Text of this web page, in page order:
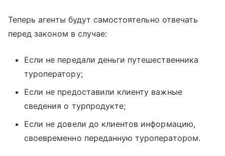
Теперь агенты будут самостоятельно отвечать
перед законом в случае:
Если не передали деньги путешественника
туроператору;
Если не предоставили клиенту важные
сведения о турпродукте;
Если не довели до клиентов информацию,
своевременно переданную туроператором.